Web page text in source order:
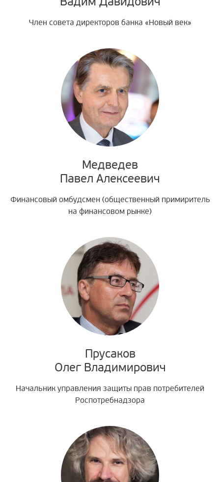
Член совета директоров банка «Новый век»
Медведев
Павел Алексеевич
Финансовый омбудсмен (общественный примиритель
на финансовом рынке)
Прусаков
Олег Владимирович
Начальник управления защиты прав потребителей
Роспотребнадзора